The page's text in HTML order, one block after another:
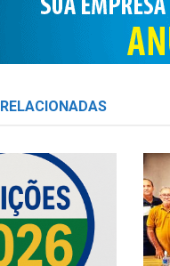
RELACIONADAS